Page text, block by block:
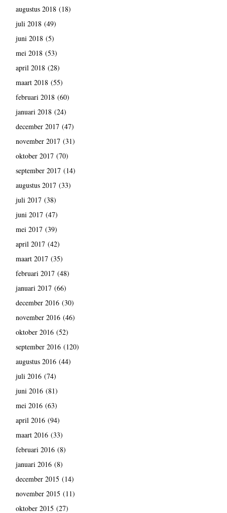
augustus 2018(18)
juli 2018(49)
juni 2018(5)
mei 2018(53)
april 2018(28)
maart 2018(55)
februari 2018(60)
januari 2018(24)
december 2017(47)
november 2017(31)
oktober 2017(70)
september 2017(14)
augustus 2017(33)
juli 2017(38)
juni 2017(47)
mei 2017(39)
april 2017(42)
maart 2017(35)
februari 2017(48)
januari 2017(66)
december 2016(30)
november 2016(46)
oktober 2016(52)
september 2016(120)
augustus 2016(44)
juli 2016(74)
juni 2016(81)
mei 2016(63)
april 2016(94)
maart 2016(33)
februari 2016(8)
januari 2016(8)
december 2015 (14)
november 2015 (11)
oktober 2015 (27)